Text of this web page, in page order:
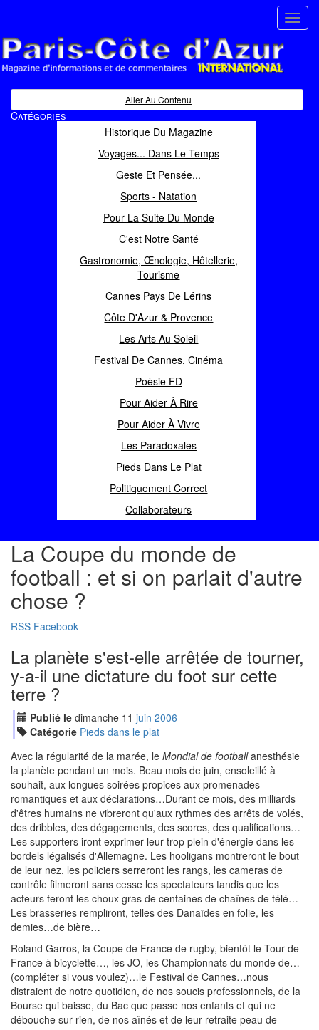
Magazine d'informations et de commentaires
Aller Au Contenu
Catégories
Historique Du Magazine
Voyages... Dans Le Temps
Geste Et Pensée...
Sports - Natation
Pour La Suite Du Monde
C'est Notre Santé
Gastronomie, Œnologie, Hôtellerie,
Tourisme
Cannes Pays De Lérins
Côte D'Azur & Provence
Les Arts Au Soleil
Festival De Cannes, Cinéma
Poèsie FD
Pour Aider À Rire
Pour Aider À Vivre
Les Paradoxales
Pieds Dans Le Plat
Politiquement Correct
Collaborateurs
La Coupe du monde de
football : et si on parlait d'autre
chose ?
RSS Facebook
La planète s'est-elle arrêtée de tourner,
y-a-il une dictature du foot sur cette
terre ?
Publié le dimanche 11 juin 2006
Catégorie Pieds dans le plat
Avec la régularité de la marée, le Mondial de footballanesthésie
la planète pendant un mois. Beau mois de juin, ensoleillé à
souhait, aux longues soirées propices aux promenades
romantiques et aux déclarations…Durant ce mois, des milliards
d'êtres humains ne vibreront qu'aux rythmes des arrêts de volés,
des dribbles, des dégagements, des scores, des qualifications…
Les supporters iront exprimer leur trop plein d'énergie dans les
bordels légalisés d'Allemagne. Les hooligans montreront le bout
de leur nez, les policiers serreront les rangs, les cameras de
contrôle filmeront sans cesse les spectateurs tandis que les
acteurs feront les choux gras de centaines de chaînes de télé…
Les brasseries rempliront, telles des Danaïdes en folie, les
demies…de bière…
Roland Garros, la Coupe de France de rugby, bientôt le Tour de
France à bicyclette…, les JO, les Championnats du monde de…
(compléter si vous voulez)…le Festival de Cannes…nous
distraient de notre quotidien, de nos soucis professionnels, de la
Bourse qui baisse, du Bac que passe nos enfants et qui ne
débouche sur rien, de nos aînés et de leur retraite peau de